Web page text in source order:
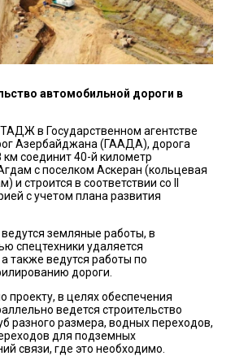
автомобильной дороги в
в Государственном агентстве
Азербайджана (ГААДА), дорога
соединит 40-й километр
с поселком Аскеран (кольцевая
и строится в соответствии со II
с учетом плана развития
земляные работы, в
спецтехники удаляется
также ведутся работы по
дороги.
проекту, в целях обеспечения
ведется строительство
разного размера, водных переходов,
для подземных
связи, где это необходимо.